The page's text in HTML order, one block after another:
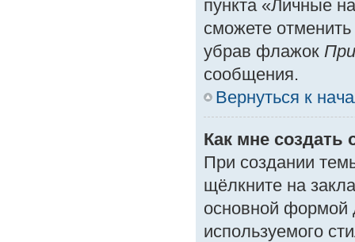
пункта «Личные
сможете
убрав флажок
сообщения.
Вернуться к
Как мне создать
При создании
щёлкните на
основной формой
используемого